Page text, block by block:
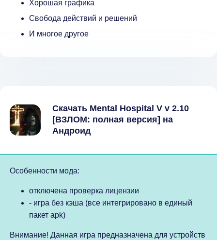
Хорошая графика
Свобода действий и решений
И многое другое
Скачать Mental Hospital V v 2.10
[ВЗЛОМ: полная версия] на
Андроид
Особенности мода:
отключена проверка лицензии
- игра без кэша (все интегрировано в единый
пакет apk)
Внимание! Данная игра предназначена для устройств